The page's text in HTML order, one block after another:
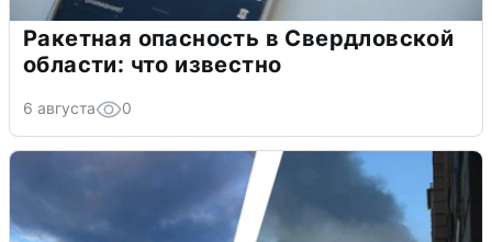
Ракетная опасность в Свердловской
области: что известно
6 августа 0